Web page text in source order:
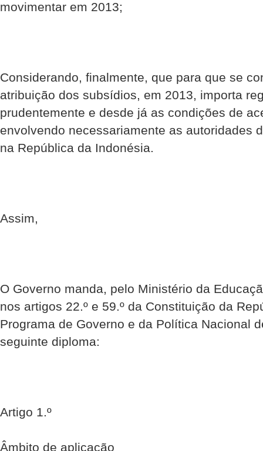
movimentar em 2013;
Considerando, finalmente, que para que se
atribuição dos subsídios, em 2013, importa
prudentemente e desde já as condições de
envolvendo necessariamente as autoridades
na República da Indonésia.
Assim,
O Governo manda, pelo Ministério da
nos artigos 22.º e 59.º da Constituição da
Programa de Governo e da Política Nacional
seguinte diploma:
Artigo 1.º
Âmbito de aplicação